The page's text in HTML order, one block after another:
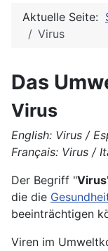
Aktuelle Seite:
Virus
Das
Virus
English: Virus /
Français: Virus /
Der Begriff "Virus
die die
beeinträchtigen
Viren im